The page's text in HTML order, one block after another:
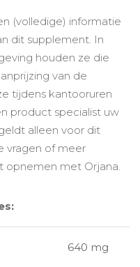
(volledige) informatie
dit supplement. In
houden ze die
van de
tijdens kantooruren
product specialist uw
alleen voor dit
vragen of meer
met Orjana.
640 mg